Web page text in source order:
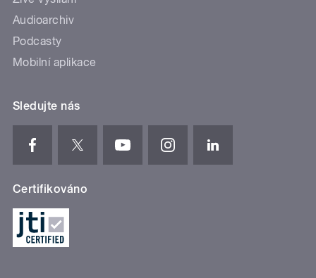
Audioarchiv
Podcasty
Mobilní aplikace
Sledujte nás
Certifikováno